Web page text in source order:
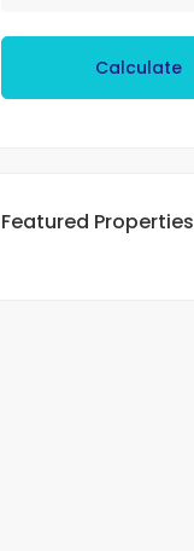
Calculate
Featured Properties